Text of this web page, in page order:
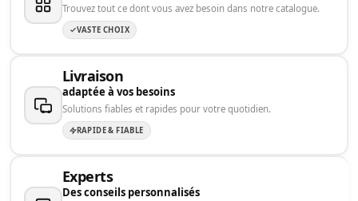
Trouvez tout ce dont vous avez besoin dans notre catalogue.
VASTE CHOIX
Livraison
adaptée à vos besoins
Solutions fiables et rapides pour votre quotidien.
RAPIDE & FIABLE
Experts
Des conseils personnalisés